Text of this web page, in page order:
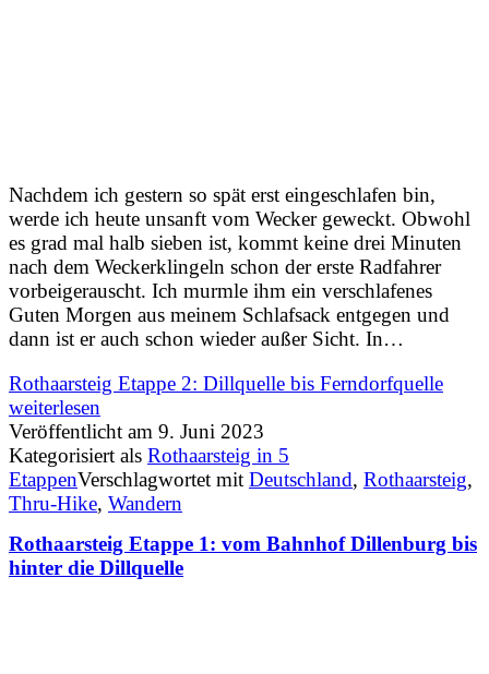
Nachdem ich gestern so spät erst eingeschlafen bin,
werde ich heute unsanft vom Wecker geweckt. Obwohl
es grad mal halb sieben ist, kommt keine drei Minuten
nach dem Weckerklingeln schon der erste Radfahrer
vorbeigerauscht. Ich murmle ihm ein verschlafenes
Guten Morgen aus meinem Schlafsack entgegen und
dann ist er auch schon wieder außer Sicht. In…
Rothaarsteig Etappe 2: Dillquelle bis Ferndorfquelle
weiterlesen
Veröffentlicht am 9. Juni 2023
Kategorisiert als Rothaarsteig in 5
EtappenVerschlagwortet mit Deutschland, Rothaarsteig,
Thru-Hike, Wandern
Rothaarsteig Etappe 1: vom Bahnhof Dillenburg bis
hinter die Dillquelle